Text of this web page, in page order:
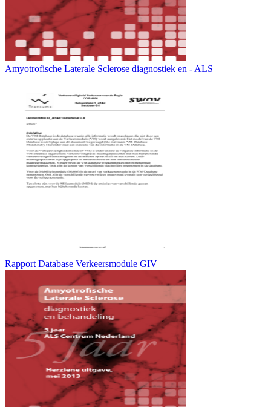
Amyotrofische Laterale Sclerose diagnostiek en - ALS
Rapport Database Verkeersmodule GIV